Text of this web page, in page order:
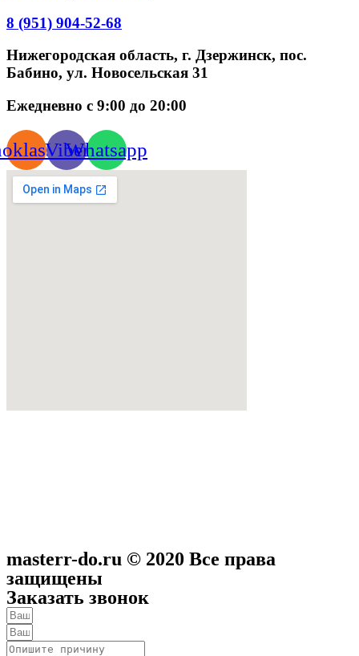
8 (951) 904-52-68
Нижегородская область, г. Дзержинск, пос.
Бабино, ул. Новосельская 31
Ежедневно с 9:00 до 20:00
ViberWhatsapp
masterr-do.ru © 2020 Все права
защищены
Заказать звонок